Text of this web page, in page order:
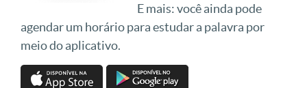
E mais: você ainda pode
agendar um horário para estudar a palavra por
meio do aplicativo.